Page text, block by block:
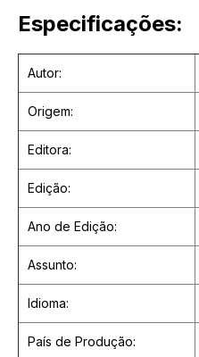
Especificações:
Autor:
Origem:
Editora:
Edição:
Ano de Edição:
Assunto:
Idioma:
País de Produção: